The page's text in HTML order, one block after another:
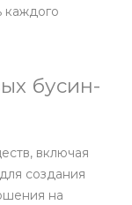
каждого
бусин-
включая
создания
на